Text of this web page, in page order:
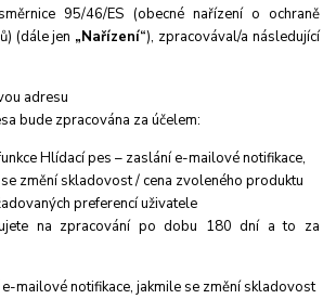
95/46/ES (obecné nařízení o ochraně
(dále jen „Nařízení“), zpracovával/a následující
adresu
bude zpracována za účelem:
Hlídací pes – zaslání e-mailové notifikace,
změní skladovost / cena zvoleného produktu
preferencí uživatele
na zpracování po dobu 180 dnía to za
mailové notifikace, jakmile se změní skladovost